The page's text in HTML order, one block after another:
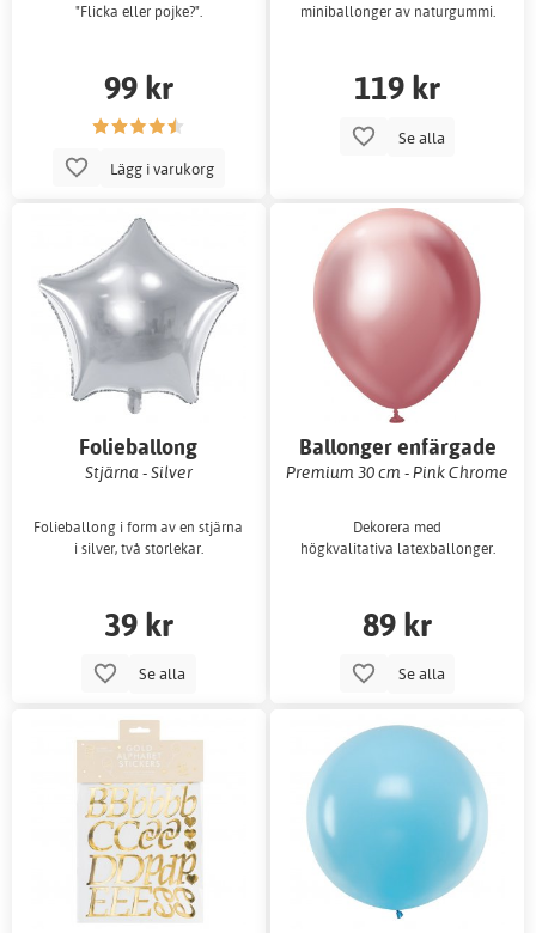
"Flicka eller pojke?".
99 kr
Lägg i varukorg
miniballonger av naturgummi.
119 kr
Se alla
Folieballong
Stjärna - Silver
Folieballong i form av en stjärna
i silver, två storlekar.
39 kr
Se alla
Ballonger enfärgade
Premium 30 cm - Pink Chrome
Dekorera med
högkvalitativa latexballonger.
89 kr
Se alla